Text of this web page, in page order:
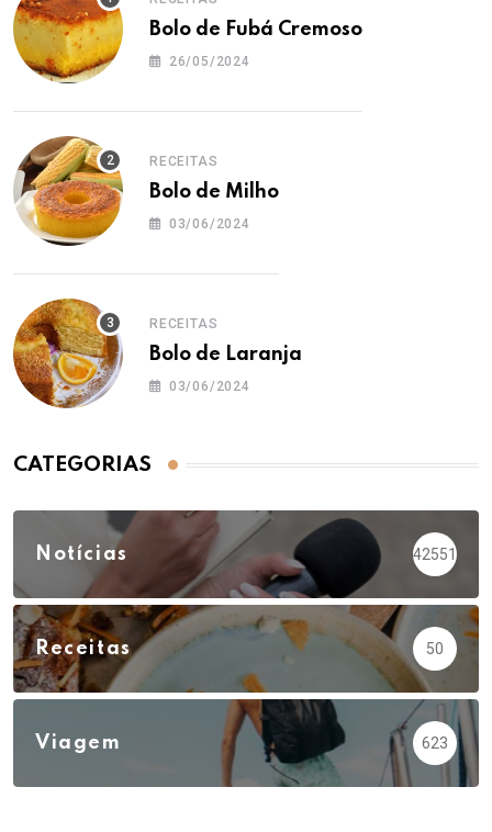
Bolo de Fubá Cremoso
26/05/2024
RECEITAS
Bolo de Milho
03/06/2024
RECEITAS
Bolo de Laranja
03/06/2024
CATEGORIAS
Notícias 42551
Receitas 50
Viagem 623